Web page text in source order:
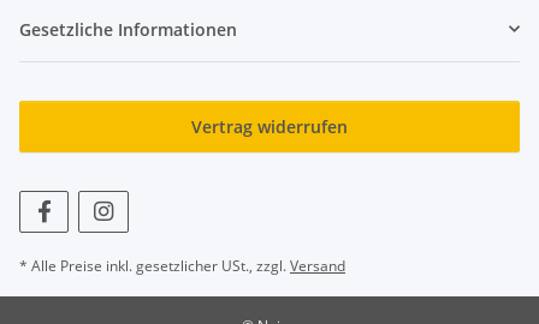
Gesetzliche Informationen
Vertrag widerrufen
* Alle Preise inkl. gesetzlicher USt., zzgl.Versand